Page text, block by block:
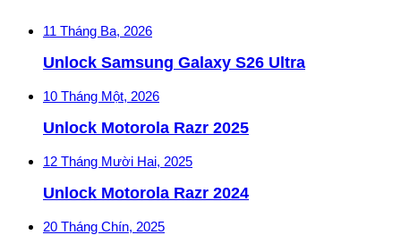
11 Tháng Ba, 2026
Unlock Samsung Galaxy S26 Ultra
10 Tháng Một, 2026
Unlock Motorola Razr 2025
12 Tháng Mười Hai, 2025
Unlock Motorola Razr 2024
20 Tháng Chín, 2025